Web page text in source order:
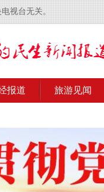
视台无关。
报道 旅游见闻